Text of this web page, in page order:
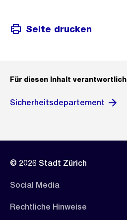
Seite drucken
Für diesen Inhalt verantwortlich
Sicherheitsdepartement
© 2026 Stadt Zürich
Social Media
Rechtliche Hinweise